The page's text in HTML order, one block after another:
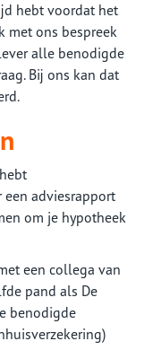
hebt voordat het
met ons bespreek
alle benodigde
Bij ons kan dat
adviesrapport
om je hypotheek
een collega van
pand als De
benodigde